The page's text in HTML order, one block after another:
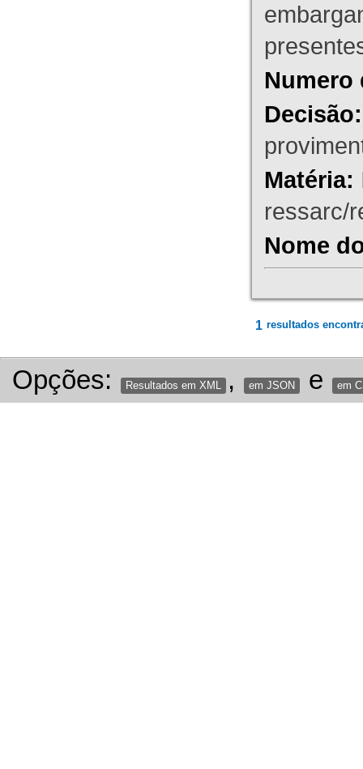
Numero
Decisão:
Matéria:
ressarc/
Nome
1 resultados
Opções: Resultados em XML , em JSON e em